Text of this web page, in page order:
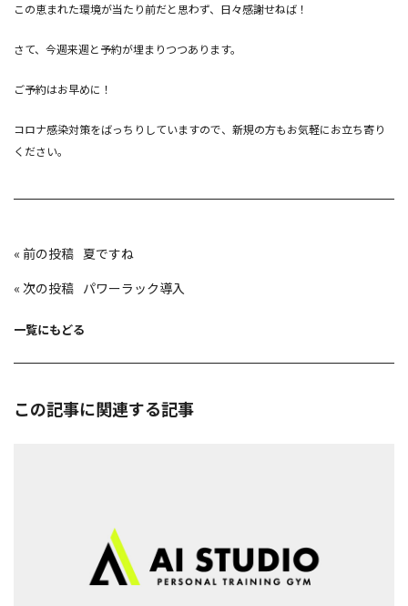
この恵まれた環境が当たり前だと思わず、日々感謝せねば！
さて、今週来週と予約が埋まりつつあります。
ご予約はお早めに！
コロナ感染対策をばっちりしていますので、新規の方もお気軽にお立ち寄り
ください。
投
稿
ゲ
ョ
«
夏ですね
«
パワーラック導入
一覧にもどる
この記事に関連する記事